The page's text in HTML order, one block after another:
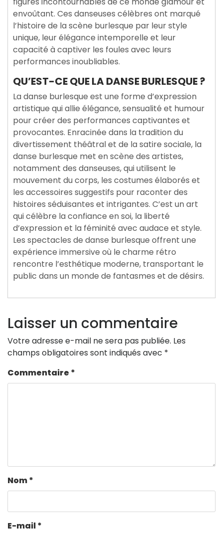
envoûtant. Ces danseuses célèbres ont marqué
l’histoire de la scène burlesque par leur style
unique, leur élégance intemporelle et leur
capacité à captiver les foules avec leurs
performances inoubliables.
QU’EST-CE QUE LA DANSE BURLESQUE ?
La danse burlesque est une forme d’expression
artistique qui allie élégance, sensualité et humour
pour créer des performances captivantes et
provocantes. Enracinée dans la tradition du
divertissement théâtral et de la satire sociale, la
danse burlesque met en scène des artistes,
notamment des danseuses, qui utilisent le
mouvement du corps, les costumes élaborés et
les accessoires suggestifs pour raconter des
histoires séduisantes et intrigantes. C’est un art
qui célèbre la confiance en soi, la liberté
d’expression et la féminité avec audace et style.
Les spectacles de danse burlesque offrent une
expérience immersive où le charme rétro
rencontre l’esthétique moderne, transportant le
public dans un monde de fantasmes et de désirs.
Laisser un commentaire
Votre adresse e-mail ne sera pas publiée. Les
champs obligatoires sont indiqués avec *
Commentaire *
Nom*
E-mail*